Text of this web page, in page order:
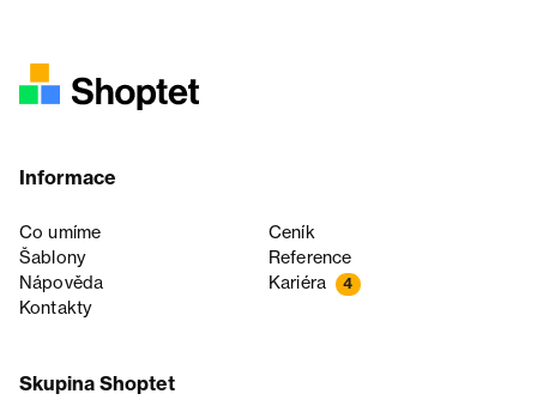
Informace
Co umíme
Ceník
Šablony
Reference
Nápověda
Kariéra 4
Kontakty
Skupina Shoptet